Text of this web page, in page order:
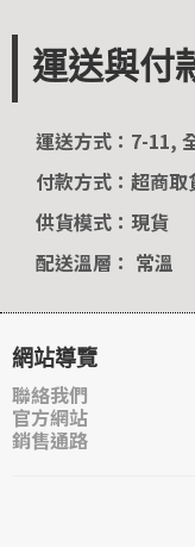
運送與付
運送方式：7-11,
付款方式：超商
供貨模式：現貨
配送溫層： 常溫
網站導覽
聯絡我們
官方網站
銷售通路